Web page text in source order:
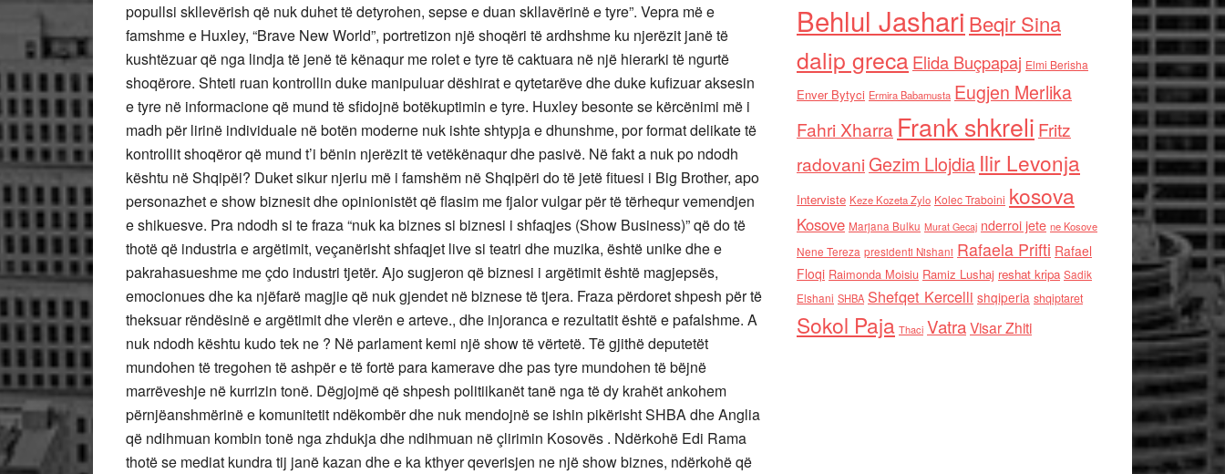
popullsi skllevërish që nuk duhet të detyrohen, sepse e duan skllavërinë e tyre”. Vepra më e
famshme e Huxley, “Brave New World”, portretizon një shoqëri të ardhshme ku njerëzit janë të
kushtëzuar që nga lindja të jenë të kënaqur me rolet e tyre të caktuara në një hierarki të ngurtë
shoqërore. Shteti ruan kontrollin duke manipuluar dëshirat e qytetarëve dhe duke kufizuar aksesin
e tyre në informacione që mund të sfidojnë botëkuptimin e tyre. Huxley besonte se kërcënimi më i
madh për lirinë individuale në botën moderne nuk ishte shtypja e dhunshme, por format delikate të
kontrollit shoqëror që mund t’i bënin njerëzit të vetëkënaqur dhe pasivë. Në fakt a nuk po ndodh
kështu në Shqipëi? Duket sikur njeriu më i famshëm në Shqipëri do të jetë fituesi i Big Brother, apo
personazhet e show biznesit dhe opinionistët që flasim me fjalor vulgar për të tërhequr vemendjen
e shikuesve. Pra ndodh si te fraza “nuk ka biznes si biznesi i shfaqjes (Show Business)” që do të
thotë që industria e argëtimit, veçanërisht shfaqjet live si teatri dhe muzika, është unike dhe e
pakrahasueshme me çdo industri tjetër. Ajo sugjeron që biznesi i argëtimit është magjepsës,
emocionues dhe ka njëfarë magjie që nuk gjendet në biznese të tjera. Fraza përdoret shpesh për të
theksuar rëndësinë e argëtimit dhe vlerën e arteve., dhe injoranca e rezultatit është e pafalshme. A
nuk ndodh kështu kudo tek ne ? Në parlament kemi një show të vërtetë. Të gjithë deputetët
mundohen të tregohen të ashpër e të fortë para kamerave dhe pas tyre mundohen të bëjnë
marrëveshje në kurrizin tonë. Dëgjojmë që shpesh politiikanët tanë nga të dy krahët ankohem
përnjëanshmërinë e komunitetit ndëkombër dhe nuk mendojnë se ishin pikërisht SHBA dhe Anglia
që ndihmuan kombin tonë nga zhdukja dhe ndihmuan në çlirimin Kosovës . Ndërkohë Edi Rama
thotë se mediat kundra tij janë kazan dhe e ka kthyer qeverisjen ne një show biznes, ndërkohë që
Behlul Jashari Beqir Sina
dalip grecaElida Buçpapaj Elmi Berisha
Enver Bytyci Ermira Babamusta Eugjen Merlika
Fahri Xharra Frank shkreli Fritz
radovaniGezim Llojdia Ilir Levonja
Interviste Keze Kozeta Zylo Kolec Traboini kosova
Kosove Marjana Bulku Murat Gecaj nderroi jete ne Kosove
Nene Tereza presidenti Nishani Rafaela Prifti Rafael
Floqi Raimonda Moisiu Ramiz Lushaj reshat kripa Sadik
Elshani SHBA Shefqet Kercelli shqiperia shqiptaret
Sokol Paja Thaci VatraVisar Zhiti